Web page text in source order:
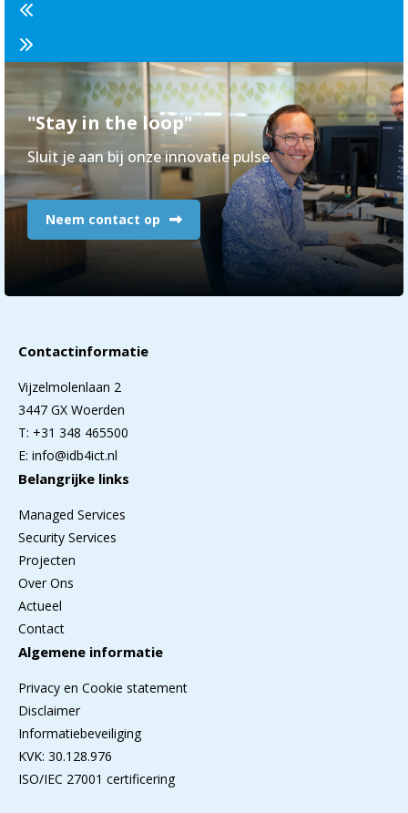
"Stay in the loop"
Sluit je aan bij onze innovatie pulse.
Neem contact op
Contactinformatie
Vijzelmolenlaan 2
3447 GX Woerden
T: +31 348 465500
E: info@idb4ict.nl
Belangrijke links
Managed Services
Security Services
Projecten
Over Ons
Actueel
Contact
Algemene informatie
Privacy en Cookie statement
Disclaimer
Informatiebeveiliging
KVK: 30.128.976
ISO/IEC 27001 certificering